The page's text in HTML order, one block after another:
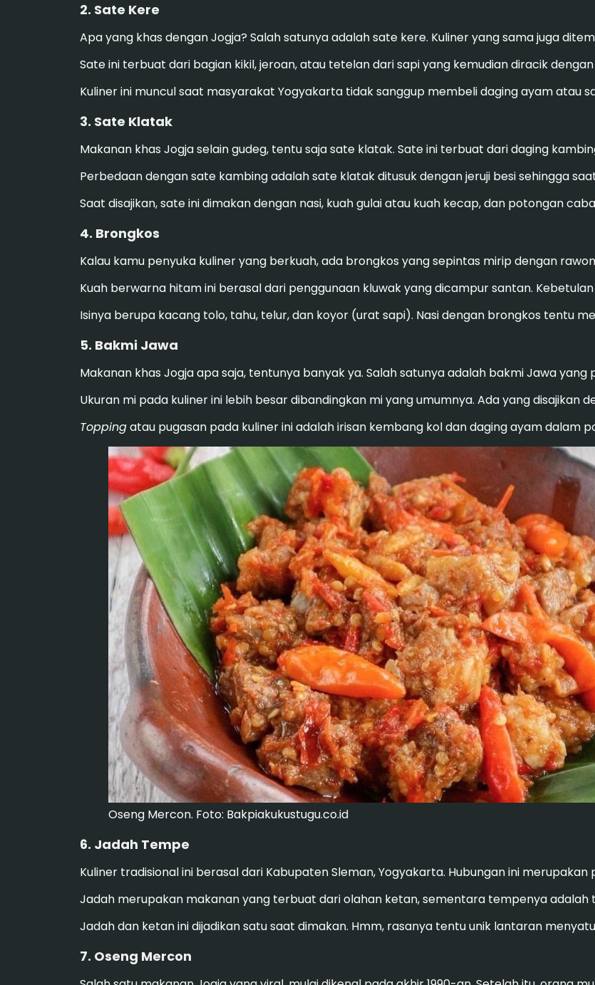
2. Sate Kere
Apa yang khas dengan Jogja? Salah satunya adalah sate kere. Kuliner yang sama juga
Sate ini terbuat dari bagian kikil, jeroan, atau tetelan dari sapi yang kemudian diracik
Kuliner ini muncul saat masyarakat Yogyakarta tidak sanggup membeli daging ayam atau
3. Sate Klatak
Makanan khas Jogja selain gudeg, tentu saja sate klatak. Sate ini terbuat dari daging
Perbedaan dengan sate kambing adalah sate klatak ditusuk dengan jeruji besi sehingga
Saat disajikan, sate ini dimakan dengan nasi, kuah gulai atau kuah kecap, dan potongan
4. Brongkos
Kalau kamu penyuka kuliner yang berkuah, ada brongkos yang sepintas mirip dengan
Kuah berwarna hitam ini berasal dari penggunaan kluwak yang dicampur santan.
Isinya berupa kacang tolo, tahu, telur, dan koyor (urat sapi). Nasi dengan brongkos tentu
5. Bakmi Jawa
Makanan khas Jogja apa saja, tentunya banyak ya. Salah satunya adalah bakmi Jawa
Ukuran mi pada kuliner ini lebih besar dibandingkan mi yang umumnya. Ada yang disajikan
Toppingatau pugasan pada kuliner ini adalah irisan kembang kol dan daging ayam dalam
Oseng Mercon. Foto: Bakpiakukustugu.co.id
6. Jadah Tempe
Kuliner tradisional ini berasal dari Kabupaten Sleman, Yogyakarta. Hubungan ini
Jadah merupakan makanan yang terbuat dari olahan ketan, sementara tempenya adalah
Jadah dan ketan ini dijadikan satu saat dimakan. Hmm, rasanya tentu unik lantaran
7. Oseng Mercon